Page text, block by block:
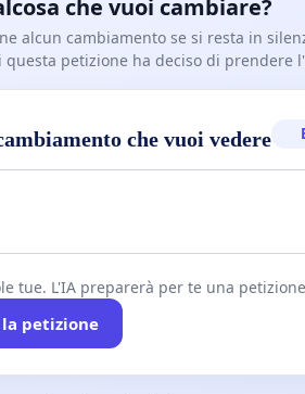
che vuoi cambiare?
alcun cambiamento se si resta in
questa petizione ha deciso di prendere
che vuoi vedere
tue. L'IA preparerà per te una
la petizione